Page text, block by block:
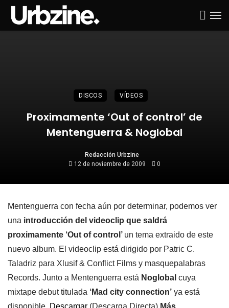
DISCOS VÍDEOS
Proximamente ‘Out of control’ de
Mentenguerra & Noglobal
Redacción Urbzine
12 de noviembre de 2009
0
Mentenguerra con fecha aún por determinar, podemos ver
una introducción del videoclip que saldrá
proximamente ‘Out of control’ un tema extraido de este
nuevo album. El videoclip está dirigido por Patric C.
Taladriz para Xlusif & Conflict Films y masquepalabras
Records. Junto a Mentenguerra está Noglobal cuya
mixtape debut titulada ‘Mad city connection’ ya está
disponible. Descargar (Descarga Directa) Más